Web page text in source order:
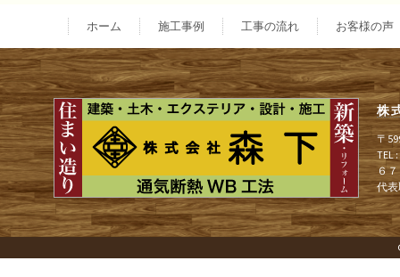
ナ
ビ
ゲ
ー
シ
ホーム 施工事例 工事の流れ お客様の声
株
〒
TEL
６
代